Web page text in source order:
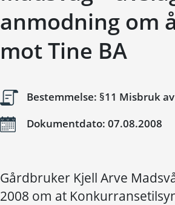
anmodning om
mot Tine BA
Bestemmelse: §11 Misbruk
Dokumentdato: 07.08.2008
Gårdbruker Kjell Arve
2008 om at